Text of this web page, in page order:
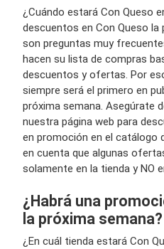
¿Cuándo estará Con Queso
descuentos en Con Queso la
son preguntas muy
hacen su lista de compras
descuentos y ofertas. Por
siempre será el primero en
próxima semana. Asegúrate
nuestra página web para
en promoción en el catálogo
en cuenta que algunas
solamente en la tienda y NO
¿Habrá una
la próxima semana?
¿En cuál tienda estará Con